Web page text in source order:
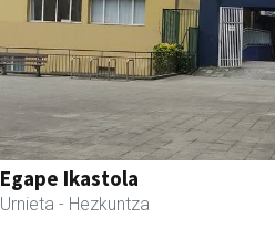
Egape Ikastola
Urnieta - Hezkuntza